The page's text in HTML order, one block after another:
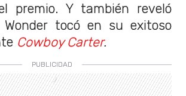
premio. Y también reveló
tocó en su exitoso
Cowboy Carter.